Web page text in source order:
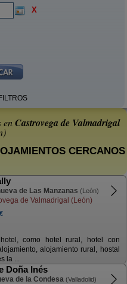
X
enCastrovega de Valmadrigal
CERCANOS
de Las Manzanas (León)
de Valmadrigal (León)
como hotel rural, hotel con
alojamiento rural, hostal
la ...
Doña Inés
de la Condesa (Valladolid)